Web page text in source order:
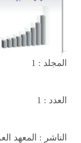
المجلد : 1
العدد : 1
الناشر : المعهد